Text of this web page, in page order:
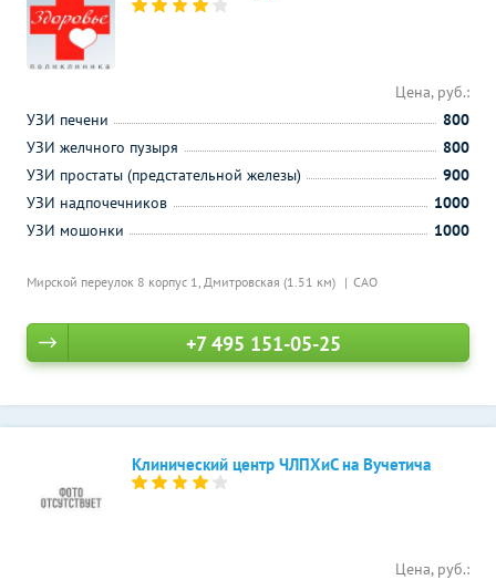
Мирской переулок 8 корпус 1, Дмитровская (1.51 км) САО
Цена, руб.:
УЗИ печени
800
УЗИ желчного пузыря
800
УЗИ простаты (предстательной железы)
900
УЗИ надпочечников
1000
УЗИ мошонки
1000
+7 495 151-05-25
Клинический центр ЧЛПХиС на Вучетича
Цена, руб.: